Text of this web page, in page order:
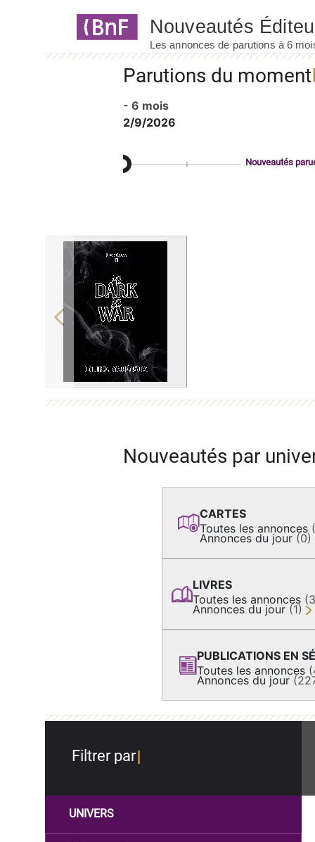
Parutions du moment
- 6 mois
2/9/2026
Nouveautés
Previous
Nouveautés par
CARTES
Toutes les annonces
Annonces du jour (0)
LIVRES
Toutes les annonces
Annonces du jour (1)
PUBLICATIONS EN
Toutes les annonces
Annonces du jour
Filtrer par
UNIVERS